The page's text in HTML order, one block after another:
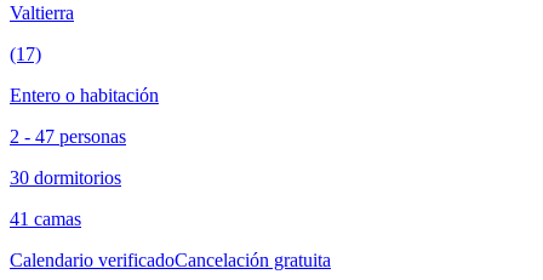
Valtierra
(17)
Entero o habitación
2 - 47 personas
30 dormitorios
41 camas
Calendario verificadoCancelación gratuita